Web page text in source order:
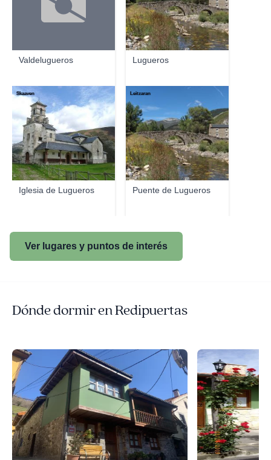
Valdelugueros Lugueros
Iglesia de Lugueros
Skaaven
Puente de Lugueros
Leitzaran
Ver lugares y puntos de interés
Dónde dormir en Redipuertas